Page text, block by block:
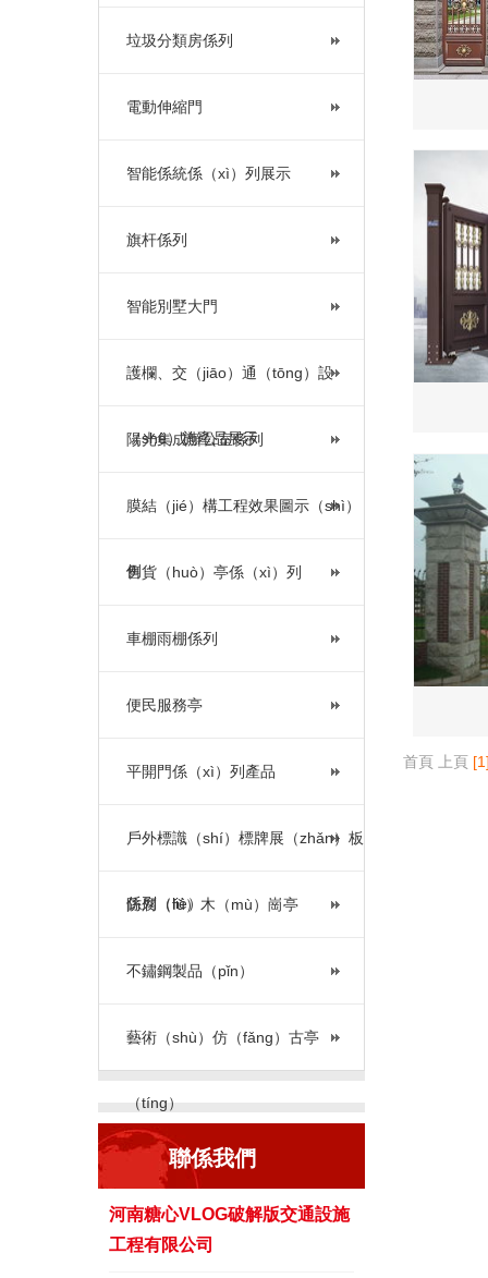
垃圾分類房係列
電動伸縮門
智能係統係（xì）列展示
旗杆係列
智能別墅大門
護欄、交（jiāo）通（tōng）設
（shè）施產品展示
陽光集成辦公室係列
膜結（jié）構工程效果圖示（shì）
例
售貨（huò）亭係（xì）列
車棚雨棚係列
便民服務亭
平開門係（xì）列產品
戶外標識（shí）標牌展（zhǎn）板
係列（liè）
防腐（fǔ）木（mù）崗亭
不鏽鋼製品（pǐn）
藝術（shù）仿（fǎng）古亭
（tíng）
聯係我們
河南糖心VLOG破解版交通設施
工程有限公司
首頁 上頁